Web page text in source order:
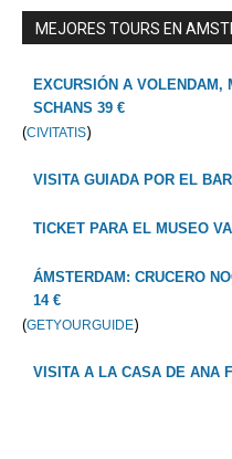
MEJORES TOURS EN
EXCURSIÓN A VOLENDAM,
SCHANS 39 €
(CIVITATIS)
VISITA GUIADA POR EL
TICKET PARA EL MUSEO
ÁMSTERDAM: CRUCERO
14 €
(GETYOURGUIDE)
VISITA A LA CASA DE ANA